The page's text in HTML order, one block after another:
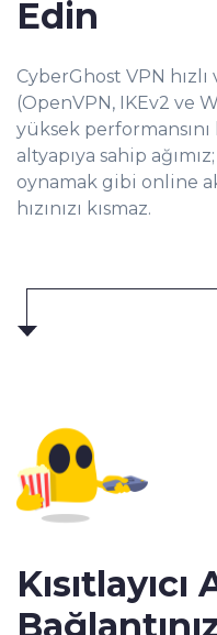
CyberGhost VPN
(OpenVPN, IKEv2 ve
yüksek
altyapıya sahip
oynamak gibi online
hızınızı kısmaz.
Edin